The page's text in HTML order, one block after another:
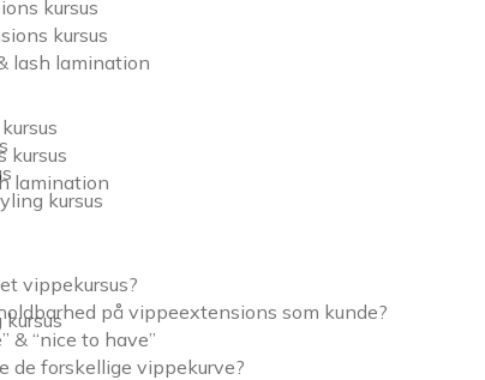
kursus
kursus
lash lamination
kursus
vippekursus?
på vippeextensions som kunde?
& “nice to have”
de forskellige vippekurve?
kursus
lamination